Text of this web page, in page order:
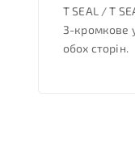
T SEAL / T
3-кромкове
обох сторін.